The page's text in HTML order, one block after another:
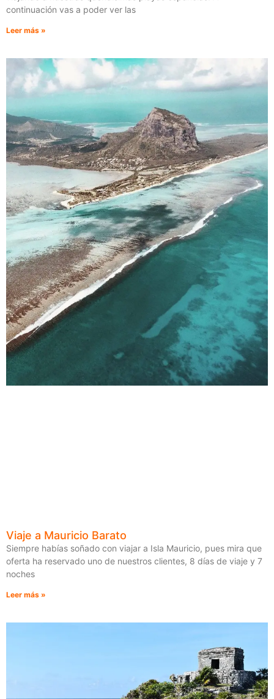
continuación vas a poder ver las
Leer más »
Viaje a Mauricio Barato
Siempre habías soñado con viajar a Isla Mauricio, pues mira que
oferta ha reservado uno de nuestros clientes, 8 días de viaje y 7
noches
Leer más »